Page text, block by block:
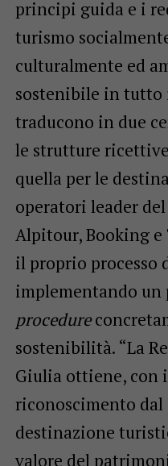
principi guida e i
turismo
culturalmente ed
sostenibile in tutto
traducono in due
le strutture
quella per le
operatori leader
Alpitour, Booking
il proprio processo
implementando un
procedure
sostenibilità. “La
Giulia ottiene, con
riconoscimento dal
destinazione
valore del